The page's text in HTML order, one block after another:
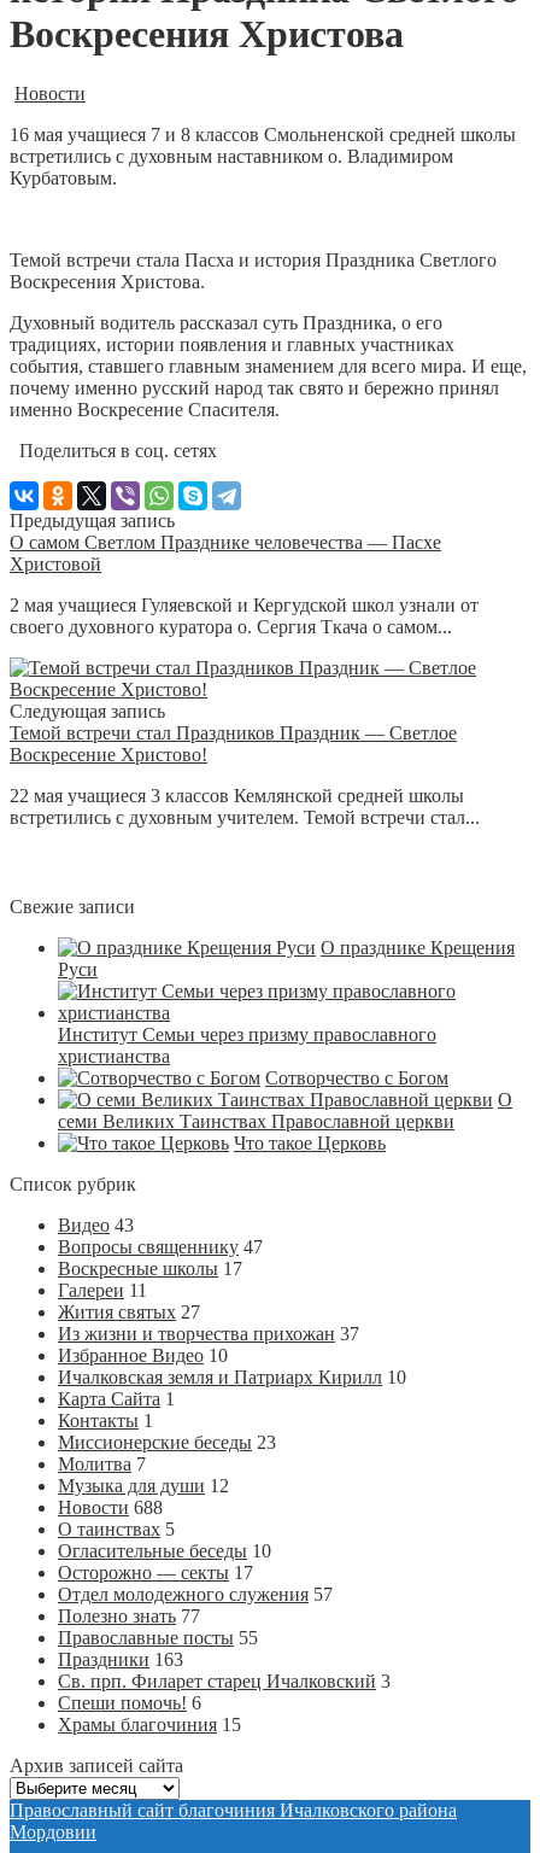
Воскресения Христова
Новости
16 мая учащиеся 7 и 8 классов Смольненской средней школы
встретились с духовным наставником о. Владимиром
Курбатовым.
Темой встречи стала Пасха и история Праздника Светлого
Воскресения Христова.
Духовный водитель рассказал суть Праздника, о его
традициях, истории появления и главных участниках
события, ставшего главным знамением для всего мира. И еще,
почему именно русский народ так свято и бережно принял
именно Воскресение Спасителя.
Поделиться в соц. сетях
Предыдущая запись
О самом Светлом Празднике человечества — Пасхе
Христовой
2 мая учащиеся Гуляевской и Кергудской школ узнали от
своего духовного куратора о. Сергия Ткача о самом...
Следующая запись
Темой встречи стал Праздников Праздник — Светлое
Воскресение Христово!
22 мая учащиеся 3 классов Кемлянской средней школы
встретились с духовным учителем. Темой встречи стал...
Свежие записи
О празднике Крещения
Руси
Институт Семьи через призму православного
христианства
Сотворчество с Богом
О
семи Великих Таинствах Православной церкви
Что такое Церковь
Список рубрик
Видео 43
Вопросы священнику 47
Воскресные школы 17
Галереи 11
Жития святых 27
Из жизни и творчества прихожан 37
Избранное Видео 10
Ичалковская земля и Патриарх Кирилл 10
Карта Сайта 1
Контакты 1
Миссионерские беседы 23
Молитва 7
Музыка для души 12
Новости 688
О таинствах 5
Огласительные беседы 10
Осторожно — секты 17
Отдел молодежного служения 57
Полезно знать 77
Православные посты 55
Праздники 163
Св. прп. Филарет старец Ичалковский 3
Спеши помочь! 6
Храмы благочиния 15
Архив записей сайта
Архив
записей
сайта
Православный сайт благочиния Ичалковского района
Мордовии